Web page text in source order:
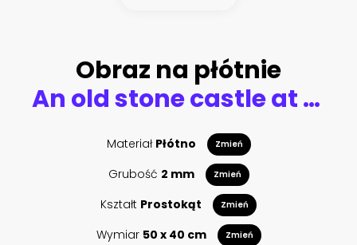
Obraz na płótnie
An old stone castle at the end of a coblestone road
Materiał Płótno Zmień
Grubość 2 mm Zmień
Kształt Prostokąt Zmień
Wymiar 50 x 40 cm Zmień